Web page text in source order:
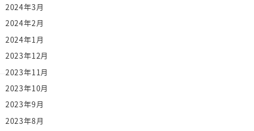
2024年3月
2024年2月
2024年1月
2023年12月
2023年11月
2023年10月
2023年9月
2023年8月